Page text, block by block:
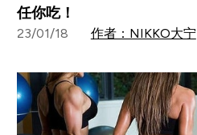
任你吃！
23/01/18 作者：NIKKO大宁